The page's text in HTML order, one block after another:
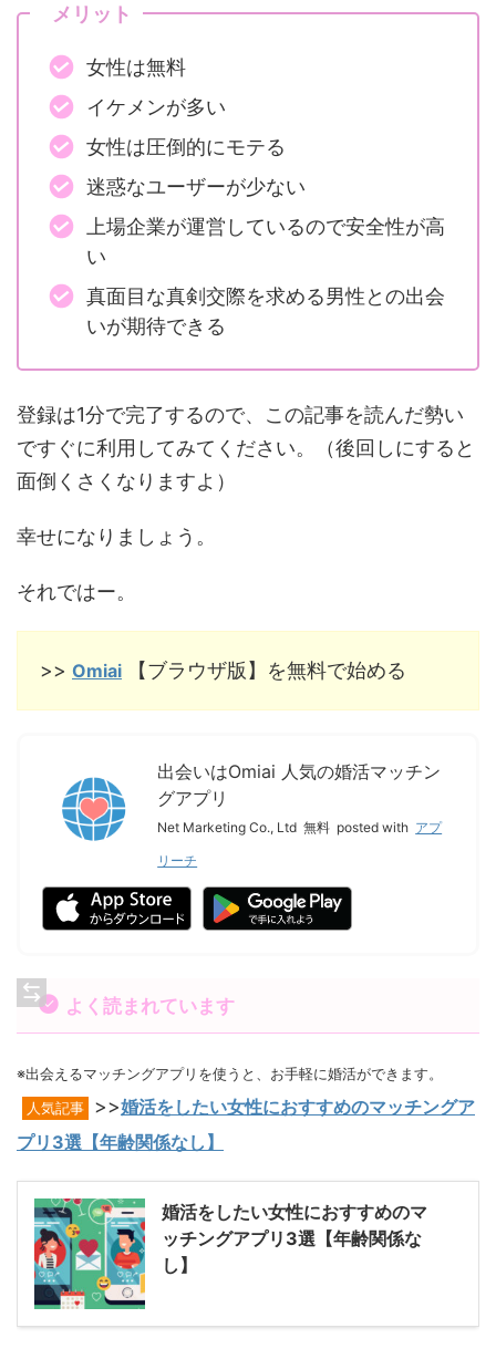
メリット
女性は無料
イケメンが多い
女性は圧倒的にモテる
迷惑なユーザーが少ない
上場企業が運営しているので安全性が高
い
真面目な真剣交際を求める男性との出会
いが期待できる
登録は1分で完了するので、この記事を読んだ勢い
ですぐに利用してみてください。（後回しにすると
面倒くさくなりますよ）
幸せになりましょう。
それではー。
>> Omiai 【ブラウザ版】を無料で始める
出会いはOmiai 人気の婚活マッチン
グアプリ
Net Marketing Co., Ltd 無料 posted with アプ
リーチ
よく読まれています
※出会えるマッチングアプリを使うと、お手軽に婚活ができます。
人気記事 >>婚活をしたい女性におすすめのマッチングア
プリ3選【年齢関係なし】
婚活をしたい女性におすすめのマ
ッチングアプリ3選【年齢関係な
し】